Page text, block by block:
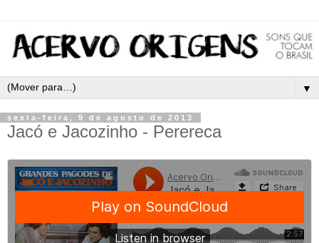
▼
sexta-feira, 9 de agosto de 2013
Jacó e Jacozinho - Perereca